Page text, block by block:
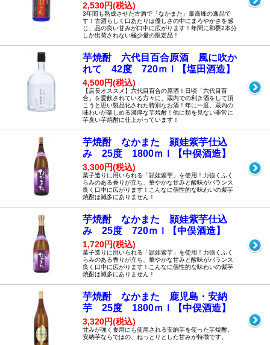
2,530円(税込)
3年間も熟成させた古酒で「なかまた」最高峰の逸品で
す！古酒らしく口あたりは優しさの中にまろやかさを感
じ、品の良い甘みが口中に広がります！年間に和甕2本分
しか出荷されない極少量の限定品！
芋焼酎 六代目百合原酒 風に吹か
れて 42度 720ｍｌ【塩田酒造】
4,500円(税込)
【店長オススメ】六代目百合の原酒！日頃「六代目百
合」を愛飲されている方々に、蔵内での利き酒をして頂
こうと思い製品化された特別なお酒！年に一度、蔵内の
味わいが楽しめる濃厚な芋焼酎！他に類を見ない非常に
芋臭い芋焼酎に仕上がっています！
芋焼酎 なかまた 頴娃紫芋仕込
み 25度 1800ｍｌ【中俣酒造】
3,300円(税込)
菓子造りに用いられる「頴娃紫芋」を使用！力強くふく
らみのある香りが立ち、華やかな甘みと酸味がバランス
良く口中に広がります！こんなに個性的な味わいの紫芋
焼酎は滅多にありません！
芋焼酎 なかまた 頴娃紫芋仕込
み 25度 720ｍｌ【中俣酒造】
1,720円(税込)
菓子造りに用いられる「頴娃紫芋」を使用！力強くふく
らみのある香りが立ち、華やかな甘みと酸味がバランス
良く口中に広がります！こんなに個性的な味わいの紫芋
焼酎は滅多にありません！
芋焼酎 なかまた 鹿児島・安納
芋 25度 1800ｍｌ【中俣酒造】
3,320円(税込)
甘みが強く食用にも使用される安納芋を使った芋焼酎。
安納芋ならではの、ねっとりとした甘みが特徴です。